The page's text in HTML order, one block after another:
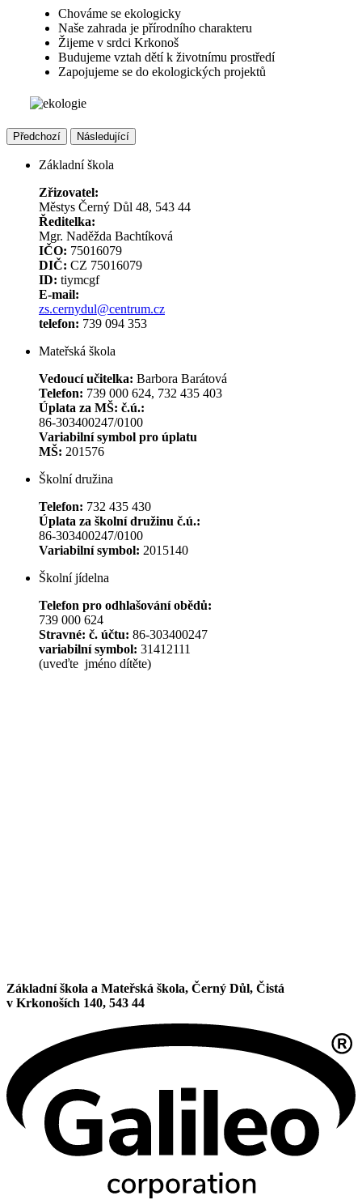
Chováme se ekologicky
Naše zahrada je přírodního charakteru
Žijeme v srdci Krkonoš
Budujeme vztah dětí k životnímu prostředí
Zapojujeme se do ekologických projektů
Předchozí Následující
Základní škola
Zřizovatel:
Městys Černý Důl 48, 543 44
Ředitelka:
Mgr. Naděžda Bachtíková
IČO: 75016079
DIČ: CZ 75016079
ID: tiymcgf
E-mail:
zs.cernydul@centrum.cz
telefon: 739 094 353
Mateřská škola
Vedoucí učitelka: Barbora Barátová
Telefon: 739 000 624, 732 435 403
Úplata za MŠ: č.ú.:
86-303400247/0100
Variabilní symbol pro úplatu
MŠ: 201576
Školní družina
Telefon: 732 435 430
Úplata za školní družinu č.ú.:
86-303400247/0100
Variabilní symbol: 2015140
Školní jídelna
Telefon pro odhlašování obědů:
739 000 624
Stravné: č. účtu: 86-303400247
variabilní symbol: 31412111
(uveďte jméno dítěte)
Základní škola a Mateřská škola, Černý Důl, Čistá
v Krkonoších 140, 543 44